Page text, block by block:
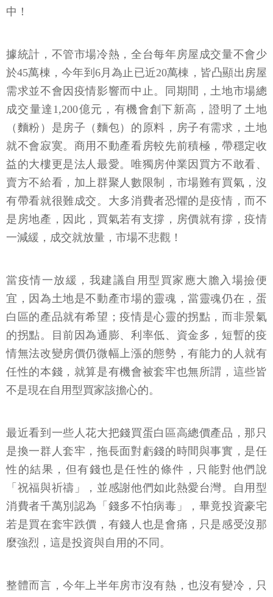
中！
據統計，不管市場冷熱，全台每年房屋成交量不會少
於45萬棟，今年到6月為止已近20萬棟，皆凸顯出房屋
需求並不會因疫情影響而中止。同期間，土地市場總
成交量達1,200億元，有機會創下新高，證明了土地
（麵粉）是房子（麵包）的原料，房子有需求，土地
就不會寂寞。商用不動產看房較先前積極，帶穩定收
益的大樓更是法人最愛。唯獨房仲業因買方不敢看、
賣方不給看，加上群聚人數限制，市場難有買氣，沒
有帶看就很難成交。大多消費者恐懼的是疫情，而不
是房地產，因此，買氣若有支撐，房價就有撐，疫情
一減緩，成交就放量，市場不悲觀！
當疫情一放緩，我建議自用型買家應大膽入場撿便
宜，因為土地是不動產市場的靈魂，當靈魂仍在，蛋
白區的產品就有希望；疫情是心靈的拐點，而非景氣
的拐點。目前因為通膨、利率低、資金多，短暫的疫
情無法改變房價仍微幅上漲的態勢，有能力的人就有
任性的本錢，就算是有機會被套牢也無所謂，這些皆
不是現在自用型買家該擔心的。
最近看到一些人花大把錢買蛋白區高總價產品，那只
是換一群人套牢，拖長面對虧錢的時間與事實，是任
性的結果，但有錢也是任性的條件，只能對他們說
「祝福與祈禱」，並感謝他們如此熱愛台灣。自用型
消費者千萬別認為「錢多不怕病毒」，畢竟投資豪宅
若是買在套牢跌價，有錢人也是會痛，只是感受沒那
麼強烈，這是投資與自用的不同。
整體而言，今年上半年房市沒有熱，也沒有變冷，只